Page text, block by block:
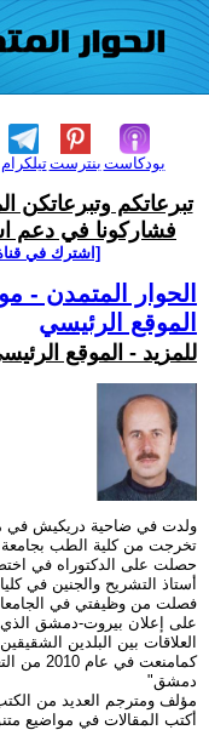
تيلكرامبنترست بودكاست
تبرعاتكم وتبرعاتكن
فشاركونا في دعم
[اشترك في
الحوار المتمدن -
الموقع الرئيسي
للمزيد - الموقع
ولدت في ضاحية دريكيش في
تخرجت من كلية الطب بجامعة
حصلت على الدكتوراه في
أستاذ التشريح والجنين في
على إعلان بيروت-دمشق الذي
العلاقات بين البلدين الشقيقين
كمامنعت
دمشق"
مؤلف ومترجم العديد من الكتب
أكتب المقالات في مواضيع